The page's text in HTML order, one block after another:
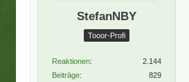
StefanNBY
Tooor-Profi
Reaktionen
2.144
Beiträge
829